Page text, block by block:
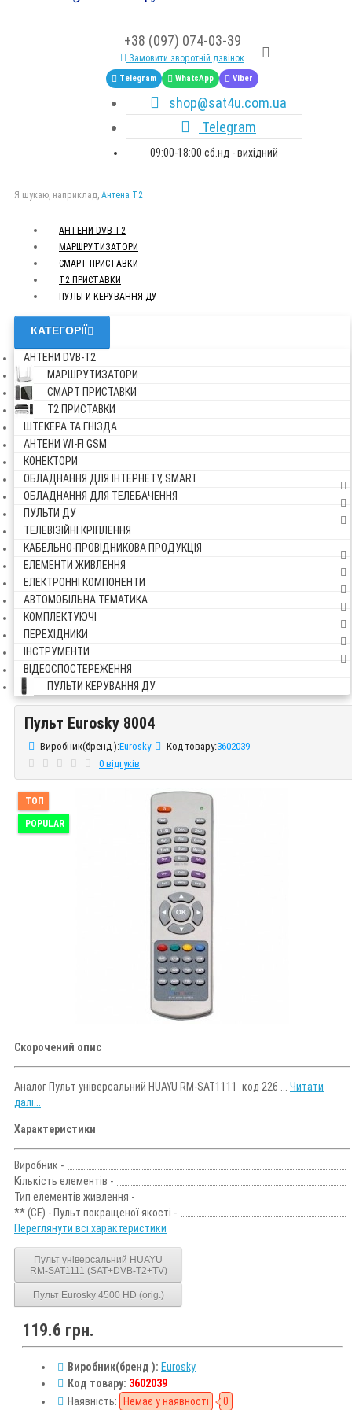
+38 (097) 074-03-39
Замовити зворотній дзвінок
Telegram WhatsApp Viber
shop@sat4u.com.ua
Telegram
09:00-18:00 сб.нд - вихідний
Я шукаю, наприклад, Антена Т2
АНТЕНИ DVB-Т2
МАРШРУТИЗАТОРИ
СМАРТ ПРИСТАВКИ
Т2 ПРИСТАВКИ
ПУЛЬТИ КЕРУВАННЯ ДУ
КАТЕГОРІЇ
АНТЕНИ DVB-Т2
МАРШРУТИЗАТОРИ
СМАРТ ПРИСТАВКИ
Т2 ПРИСТАВКИ
ШТЕКЕРА ТА ГНІЗДА
АНТЕНИ WI-FI GSM
КОНЕКТОРИ
ОБЛАДНАННЯ ДЛЯ ІНТЕРНЕТУ, SMART
ОБЛАДНАННЯ ДЛЯ ТЕЛЕБАЧЕННЯ
ПУЛЬТИ ДУ
ТЕЛЕВІЗІЙНІ КРІПЛЕННЯ
КАБЕЛЬНО-ПРОВІДНИКОВА ПРОДУКЦІЯ
ЕЛЕМЕНТИ ЖИВЛЕННЯ
ЕЛЕКТРОННІ КОМПОНЕНТИ
АВТОМОБІЛЬНА ТЕМАТИКА
КОМПЛЕКТУЮЧІ
ПЕРЕХІДНИКИ
ІНСТРУМЕНТИ
ВІДЕОСПОСТЕРЕЖЕННЯ
ПУЛЬТИ КЕРУВАННЯ ДУ
Пульт Eurosky 8004
Пульт Eurosky 8004
Виробник(бренд ):Eurosky Код товару:3602039
0 відгуків
ТОП
POPULAR
Скорочений опис
Аналог Пульт універсальний HUAYU RM-SAT1111 код 226 ... Читати
далі...
Характеристики
Виробник -
Кількість елементів -
Тип елементів живлення -
** (CE) - Пульт покращеної якості -
Переглянути всі характеристики
Пульт універсальний HUAYU
RM-SAT1111 (SAT+DVB-T2+TV)
Пульт Eurosky 4500 HD (orig.)
119.6 грн.
Виробник(бренд ): Eurosky
Код товару: 3602039
Наявність:
Немає у наявності 0